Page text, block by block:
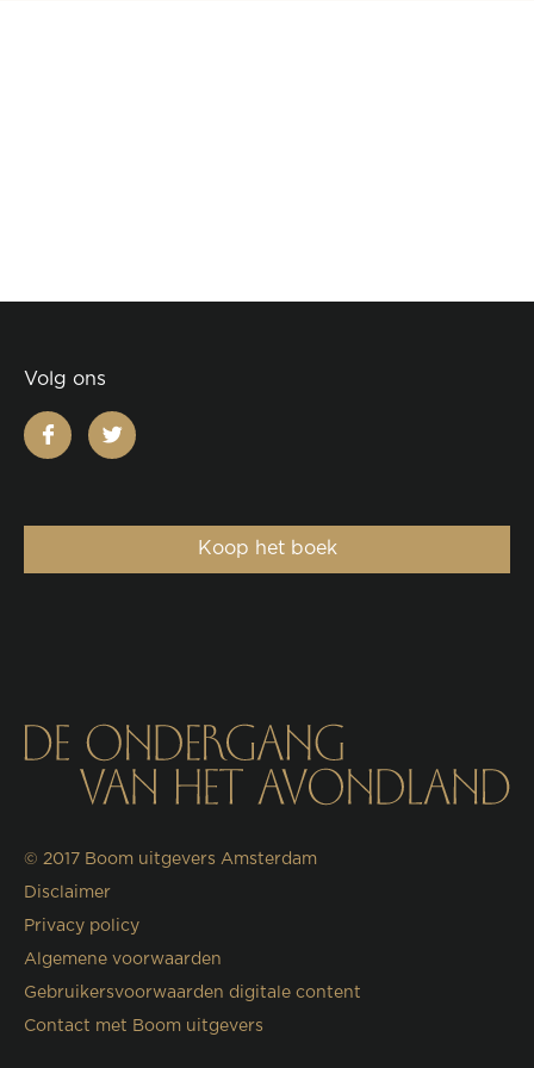
Volg ons
facebooktwitter
Koop het boek
© 2017 Boom uitgevers Amsterdam
Disclaimer
Privacy policy
Algemene voorwaarden
Gebruikersvoorwaarden digitale content
Contact met Boom uitgevers